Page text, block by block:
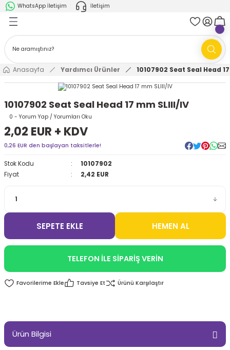
WhatsApp İletişim İletişim
Geri Dön
AMR'ler
Ark Kaynağı Robotları
Ark Kaynağı Robotları
Boya Robotları
Geri Dön
Anasayfa Yardımcı Ürünler 10107902 Seat Seal Head
10107902 Seat Seal Head 17 mm SLIII/IV
0 - Yorum Yap / Yorumları Oku
2,02 EUR + KDV
0,26 EUR den başlayan taksitlerle!
Stok Kodu
10107902
Fiyat
2,42 EUR
SEPETE EKLE HEMEN AL
TELEFON İLE SİPARİŞ VERİN
Tavsiye Et Ürünü Karşılaştır
Ürün Bilgisi